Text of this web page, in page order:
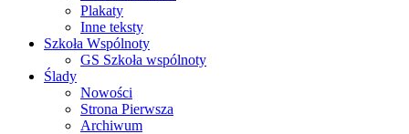
Plakaty
Inne teksty
Szkoła Wspólnoty
GS Szkoła wspólnoty
Ślady
Nowości
Strona Pierwsza
Archiwum